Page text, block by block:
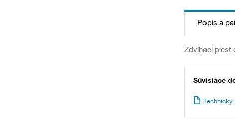
Popis a
Zdvíhací piest
Súvisiace